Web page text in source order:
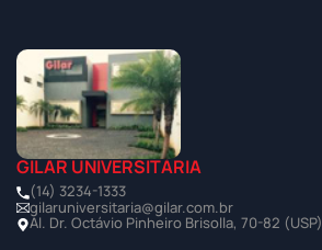
GILAR UNIVERSITÁRIA
(14) 3234-1333
gilaruniversitaria@gilar.com.br
Al. Dr. Octávio Pinheiro Brisolla, 70-82 (USP)